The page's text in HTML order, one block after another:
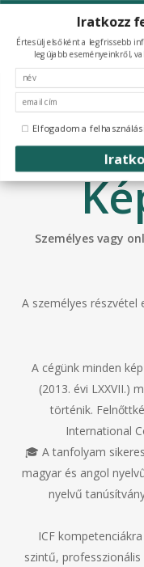
Skip
content
Személyes vagy
A személyes
A cégünk minden
(2013. évi LXXVII.)
történik.
International
🎓 A tanfolyam
magyar és angol
nyelvű
ICF
szintű,
Iratkozz
Értesülj elsőként a legfrissebb
legújabb eseményeinkről,
Elfogadom a